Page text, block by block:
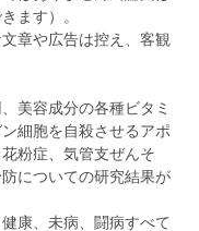
ます）。
章や広告は控え、客観
美容成分の各種ビタミ
細胞を自殺させるアポ
粉症、気管支ぜんそ
についての研究結果が
康、未病、闘病すべて